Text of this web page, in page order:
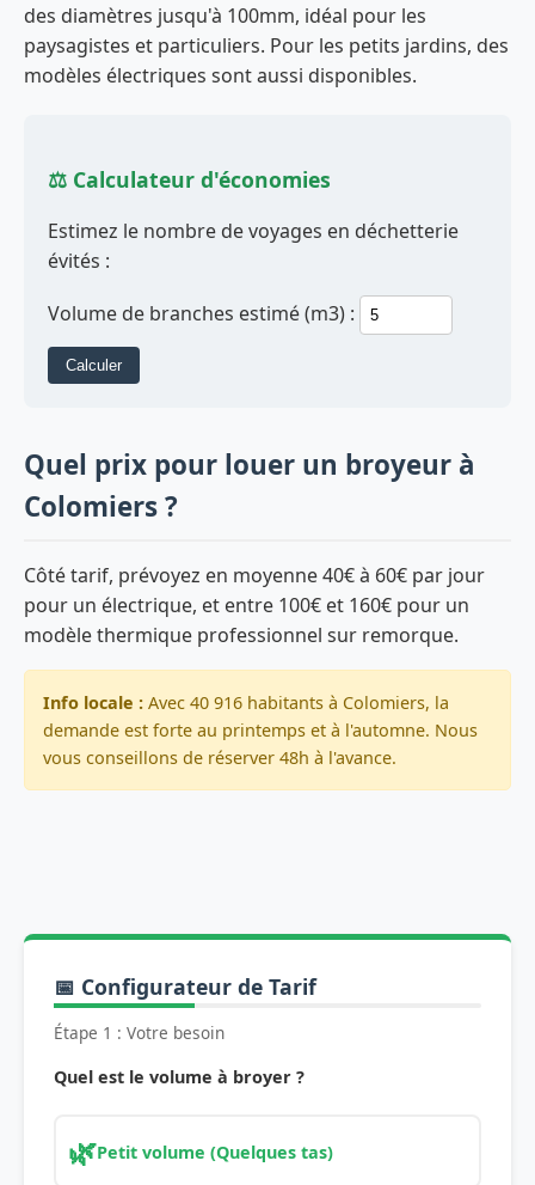
des diamètres jusqu'à 100mm, idéal pour les
paysagistes et particuliers. Pour les petits jardins, des
modèles électriques sont aussi disponibles.
⚖️ Calculateur d'économies
Estimez le nombre de voyages en déchetterie
évités :
Volume de branches estimé (m3) :
Calculer
Quel prix pour louer un broyeur à
Colomiers ?
Côté tarif, prévoyez en moyenne 40€ à 60€ par jour
pour un électrique, et entre 100€ et 160€ pour un
modèle thermique professionnel sur remorque.
Info locale : Avec 40 916 habitants à Colomiers, la
demande est forte au printemps et à l'automne. Nous
vous conseillons de réserver 48h à l'avance.
📅 Configurateur de Tarif
Étape 1 : Votre besoin
Quel est le volume à broyer ?
🌿Petit volume (Quelques tas)